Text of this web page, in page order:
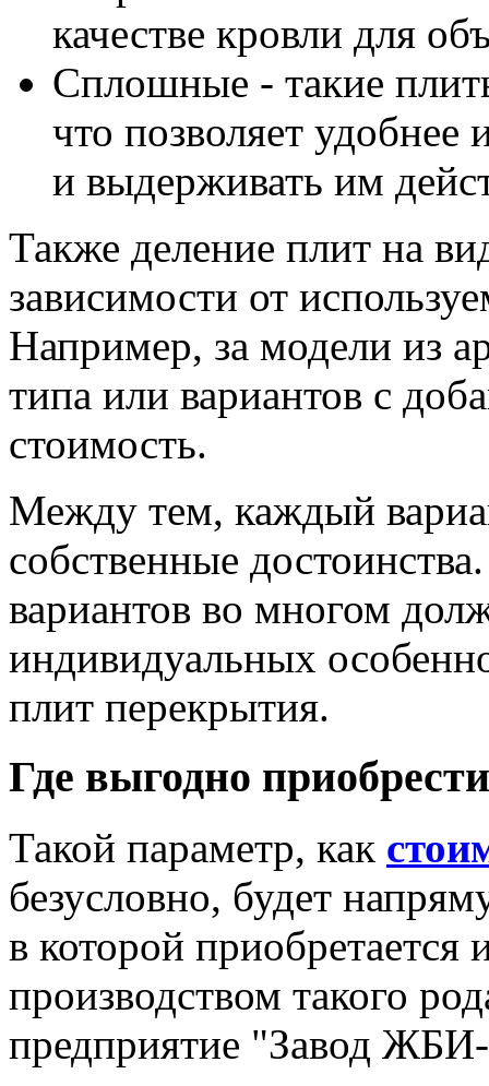
качестве кровли для
Сплошные - такие
что позволяет удобнее
и выдерживать им
Также деление плит на
зависимости от
Например, за модели из
типа или вариантов с
стоимость.
Между тем, каждый
собственные
вариантов во многом
индивидуальных
плит перекрытия.
Где выгодно
Такой параметр, как
безусловно, будет
в которой
производством такого
предприятие "Завод